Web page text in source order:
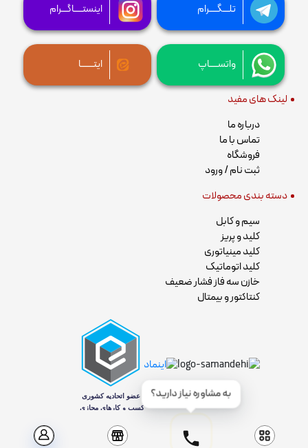
تلـــگــــرام اینستــــاگـــرام
واتســــاپ ایتــــــا
لینک های مفید
درباره ما
تماس با ما
فروشگاه
ثبت نام / ورود
دسته بندی محصولات
سیم و کابل
کلید و پریز
کلید مینیاتوری
کلید اتوماتیک
خازن سه فاز فشار ضعیف
کنتاکتور و بیمتال
به مشاوره نیاز دارید؟